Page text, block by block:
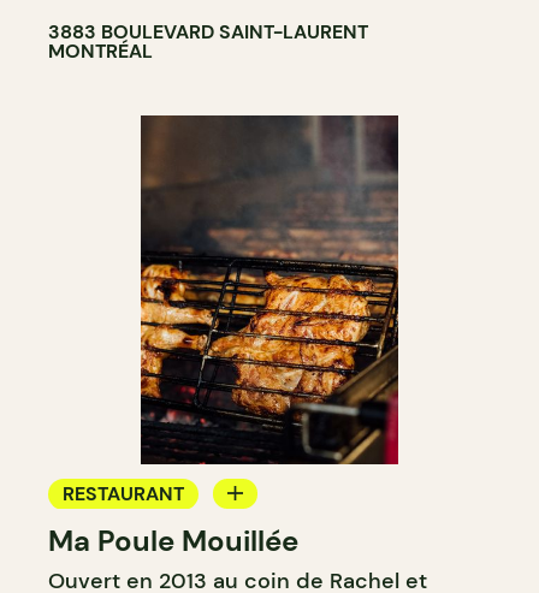
3883 BOULEVARD SAINT-LAURENT
MONTRÉAL
RESTAURANT
COMPTOIR
Ma Poule Mouillée
Ouvert en 2013 au coin de Rachel et